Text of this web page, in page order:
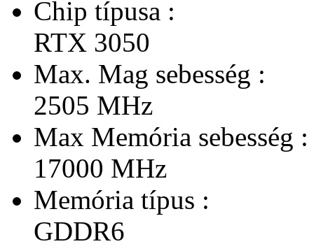
Chip típusa :
RTX 3050
Max. Mag sebesség :
2505 MHz
Max Memória sebesség :
17000 MHz
Memória típus :
GDDR6